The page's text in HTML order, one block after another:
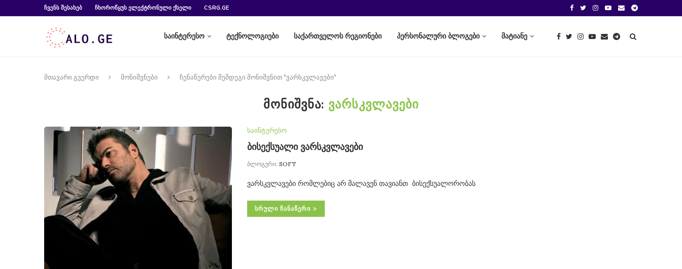
ᲩᲕᲔᲜᲡ ᲨᲔᲡᲐᲮᲔᲑ ᲩᲮᲝᲠᲝᲬᲧᲣᲡ ᲔᲚᲔᲥᲢᲠᲝᲜᲣᲚᲘ ᲥᲡᲔᲚᲘ CSRG.GE
საინტერესო ტექნოლოგიები საქართველოს რეგიონები პერსონალური ბლოგები მატიანე
მთავარი გვერდი მონიშვნები ჩენაწერები შემდეგი მონიშვნით "ვარსკვლავები"
ᲛᲝᲜᲘᲨᲕᲜᲐ: ᲕᲐᲠᲡᲙᲕᲚᲐᲕᲔᲑᲘ
საინტერესო
ბისექსუალი ვარსკვლავები
ბლოგერი: SOFT
ვარსკვლავები რომლებიც არ მალავენ თავიანთ ბისექსუალორობას
ᲡᲠᲣᲚᲘ ᲩᲐᲜᲐᲬᲔᲠᲘ